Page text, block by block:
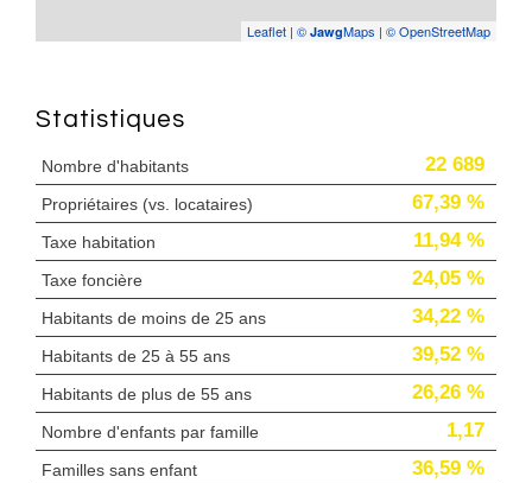
Leaflet | © JawgMaps | © OpenStreetMap
Statistiques
Nombre d'habitants 22 689
Propriétaires (vs. locataires) 67,39 %
Taxe habitation 11,94 %
Taxe foncière 24,05 %
Habitants de moins de 25 ans 34,22 %
Habitants de 25 à 55 ans 39,52 %
Habitants de plus de 55 ans 26,26 %
Nombre d'enfants par famille 1,17
Familles sans enfant 36,59 %